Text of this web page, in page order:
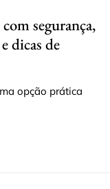
segurança,
dicas de
opção prática